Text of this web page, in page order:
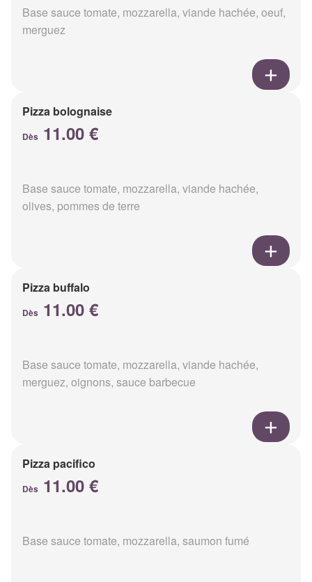
Base sauce tomate, mozzarella, viande hachée, oeuf,
merguez
Pizza bolognaise
Dès 11.00 €
Base sauce tomate, mozzarella, viande hachée,
olives, pommes de terre
Pizza buffalo
Dès 11.00 €
Base sauce tomate, mozzarella, viande hachée,
merguez, oignons, sauce barbecue
Pizza pacifico
Dès 11.00 €
Base sauce tomate, mozzarella, saumon fumé